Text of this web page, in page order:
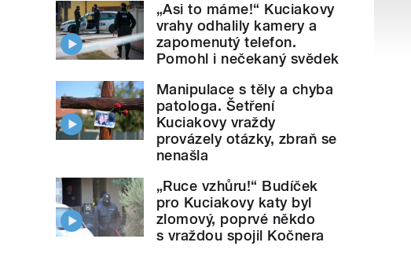
„Asi to máme!“ Kuciakovy
vrahy odhalily kamery a
zapomenutý telefon.
Pomohl i nečekaný svědek
Manipulace s těly a chyba
patologa. Šetření
Kuciakovy vraždy
provázely otázky, zbraň se
nenašla
„Ruce vzhůru!“ Budíček
pro Kuciakovy katy byl
zlomový, poprvé někdo
s vraždou spojil Kočnera